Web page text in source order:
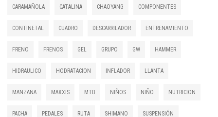
CARAMAÑOLA CATALINA CHAOYANG COMPONENTES
CONTINETAL CUADRO DESCARRILADOR ENTRENAMIENTO
FRENO FRENOS GEL GRUPO GW HAMMER
HIDRAULICO HODRATACION INFLADOR LLANTA
MANZANA MAXXIS MTB NIÑOS NIÑO NUTRICION
PACHA PEDALES RUTA SHIMANO SUSPENSIÓN